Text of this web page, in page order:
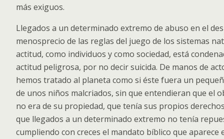
más exiguos.
Llegados a un determinado extremo de abuso en el
menosprecio de las reglas del juego de los sistemas
actitud, como individuos y como sociedad, está
actitud peligrosa, por no decir suicida. De manos de
hemos tratado al planeta como si éste fuera un
de unos niños malcriados, sin que entendieran que el
no era de su propiedad, que tenía sus propios
que llegados a un determinado extremo no tenía
cumpliendo con creces el mandato bíblico que aparece